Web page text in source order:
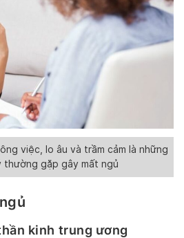
việc, lo âu và trầm cảm là những
thường gặp gây mất ngủ
kinh trung ương